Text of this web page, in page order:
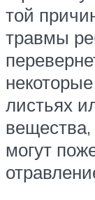
той
травмы
листьях
могут